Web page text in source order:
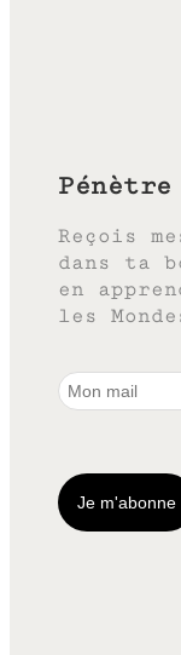
Reçois
dans ta
en
les